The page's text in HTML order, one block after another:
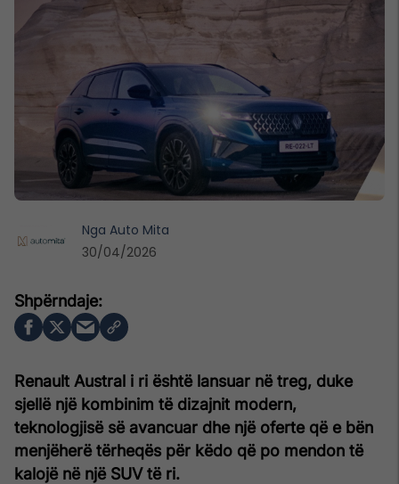
Renault Austral i ri është lansuar në treg, duke
sjellë një kombinim të dizajnit modern,
teknologjisë së avancuar dhe një oferte që e bën
menjëherë tërheqës për këdo që po mendon të
kalojë në një SUV të ri.
Nga Auto Mita
30/04/2026